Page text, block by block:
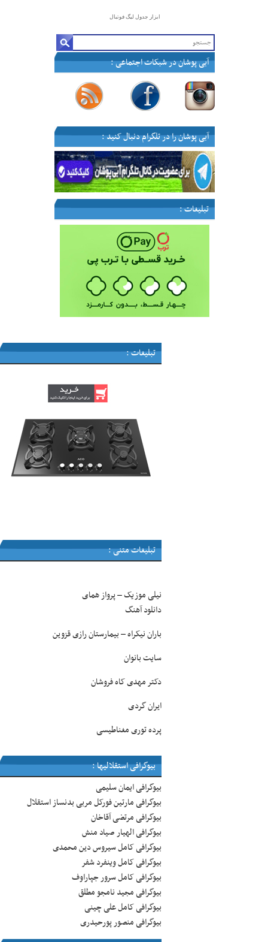
ابزار جدول لیگ فوتبال
آبی پوشان در شبکات اجتماعی :
آبی پوشان را در تلگرام دنبال کنید :
تبلیغات :
تبلیغات :
تبلیغات متنی :
نیلی موزیک–پرواز همای
دانلود آهنگ
باران نیکراه–بیمارستان رازی قزوین
سایت بانوان
دکتر مهدی کاه فروشان
ایران گردی
پرده توری مغناطیسی
بیوگرافی استقلالیها :
بیوگرافی ایمان سلیمی
بیوگرافی مارتین فورکل مربی بدنساز استقلال
بیوگرافی مرتضی آقاخان
بیوگرافی الهیار صیاد منش
بیوگرافی کامل سیروس دین محمدی
بیوگرافی کامل وینفرد شفر
بیوگرافی کامل سرور جپاراوف
بیوگرافی مجید نامجو مطلق
بیوگرافی کامل علی چینی
بیوگرافی منصور پورحیدری